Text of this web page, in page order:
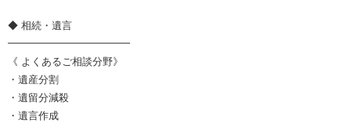
◆ 相続・遺言
━━━━━━━━━━━━
《 よくあるご相談分野》
・遺産分割
・遺留分減殺
・遺言作成